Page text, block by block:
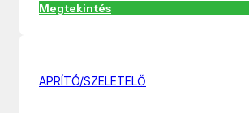
Megtekintés
APRÍTÓ/SZELETELŐ